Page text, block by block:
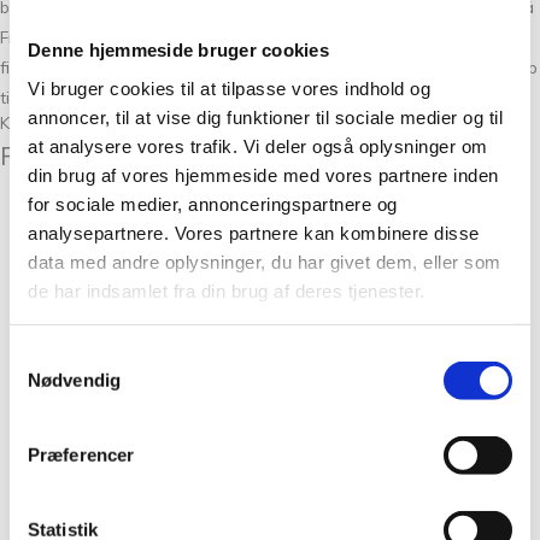
Denne hjemmeside bruger cookies
Vi bruger cookies til at tilpasse vores indhold og
annoncer, til at vise dig funktioner til sociale medier og til
at analysere vores trafik. Vi deler også oplysninger om
din brug af vores hjemmeside med vores partnere inden
for sociale medier, annonceringspartnere og
analysepartnere. Vores partnere kan kombinere disse
data med andre oplysninger, du har givet dem, eller som
de har indsamlet fra din brug af deres tjenester.
Nødvendig
Præferencer
Statistik
bedste kundeoplevelse både online, men også i vores fysiske butik på
Frederiksberg. Det er et sted, hvor du finder nye produkter, du ikke
finder andre steder og kan få gode råd og strik om hækling eller hjælp
til dit næste strikkeprojekt.
Kunder købte også
Relaterede varer
Tante Grøn CPH Bøllefrø i
100% blød merinould garn
Bøllefrø Mørk
Meleret Brun 31
Garn